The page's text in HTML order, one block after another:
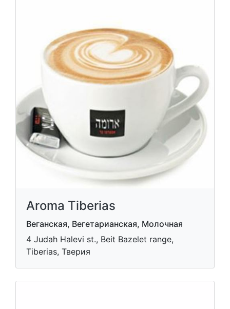
Aroma Tiberias
Веганская, Вегетарианская, Молочная
4 Judah Halevi st., Beit Bazelet range,
Tiberias, Тверия